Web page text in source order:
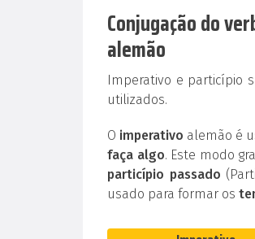
Conjugação do
alemão
Imperativo e particípio
utilizados.
O imperativo alemão é
faça algo. Este modo
particípio passado
usado para formar os